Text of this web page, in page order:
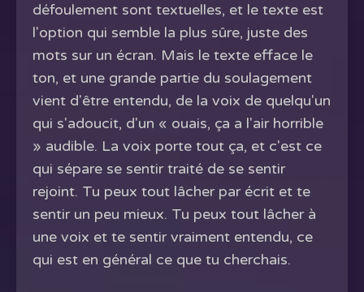
défoulement sont textuelles, et le texte est
l'option qui semble la plus sûre, juste des
mots sur un écran. Mais le texte efface le
ton, et une grande partie du soulagement
vient d'être entendu, de la voix de quelqu'un
qui s'adoucit, d'un « ouais, ça a l'air horrible
» audible. La voix porte tout ça, et c'est ce
qui sépare se sentir traité de se sentir
rejoint. Tu peux tout lâcher par écrit et te
sentir un peu mieux. Tu peux tout lâcher à
une voix et te sentir vraiment entendu, ce
qui est en général ce que tu cherchais.